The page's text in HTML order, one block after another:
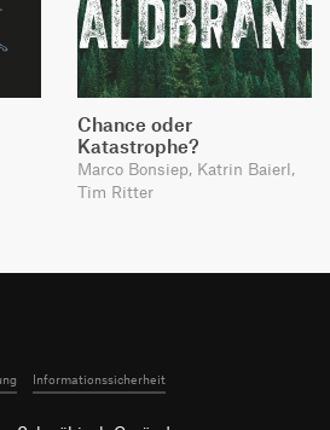
Chance oder
Katastrophe?
Marco Bonsiep, Katrin Baierl,
Tim Ritter
Informationssicherheit